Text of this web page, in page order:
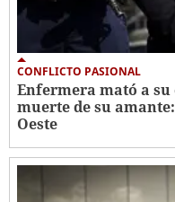
CONFLICTO PASIONAL
Enfermera mató a
muerte de su
Oeste